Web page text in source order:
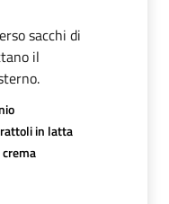
sacchi di
il
in latta